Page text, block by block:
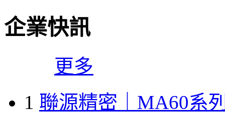
企業快訊
更多
1 聯源精密｜MA60系